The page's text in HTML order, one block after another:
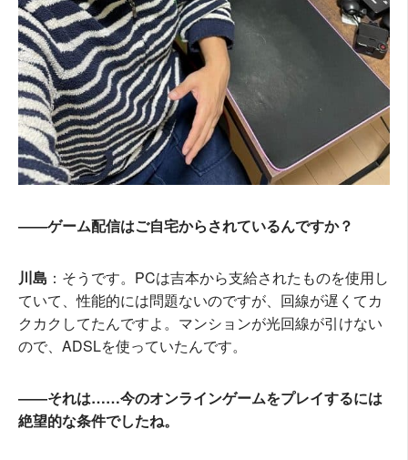
――ゲーム配信はご自宅からされているんですか？
川島 ：そうです。PCは吉本から支給されたものを使用し
ていて、性能的には問題ないのですが、回線が遅くてカ
クカクしてたんですよ。マンションが光回線が引けない
ので、ADSLを使っていたんです。
――それは……今のオンラインゲームをプレイするには
絶望的な条件でしたね。